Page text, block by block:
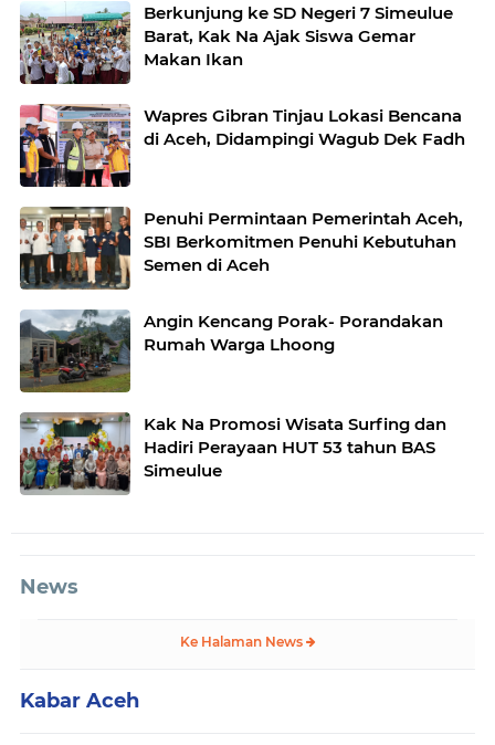
Berkunjung ke SD Negeri 7 Simeulue
Barat, Kak Na Ajak Siswa Gemar
Makan Ikan
Wapres Gibran Tinjau Lokasi Bencana
di Aceh, Didampingi Wagub Dek Fadh
Penuhi Permintaan Pemerintah Aceh,
SBI Berkomitmen Penuhi Kebutuhan
Semen di Aceh
Angin Kencang Porak- Porandakan
Rumah Warga Lhoong
Kak Na Promosi Wisata Surfing dan
Hadiri Perayaan HUT 53 tahun BAS
Simeulue
News
Ke Halaman News
Kabar Aceh